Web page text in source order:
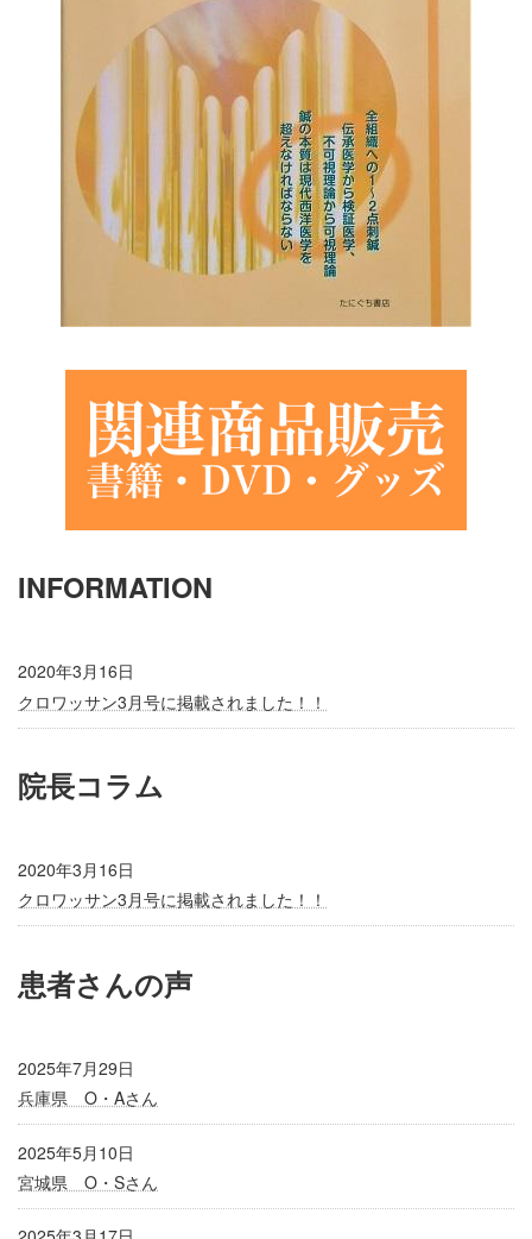
INFORMATION
2020年3月16日
クロワッサン3月号に掲載されました！！
院長コラム
2020年3月16日
クロワッサン3月号に掲載されました！！
患者さんの声
2025年7月29日
兵庫県 O・Aさん
2025年5月10日
宮城県 O・Sさん